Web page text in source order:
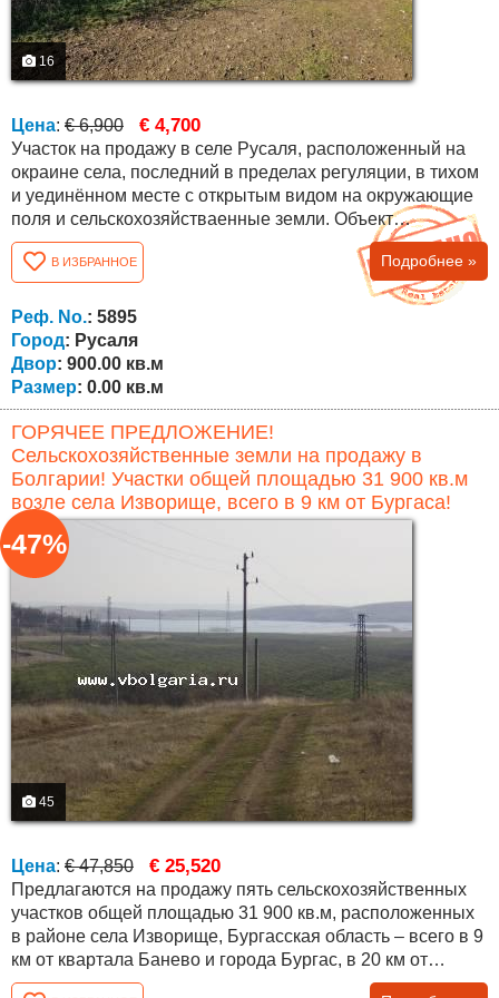
16
Цена: € 6,900 € 4,700
Участок на продажу в селе Русаля, расположенный на
окраине села, последний в пределах регуляции, в тихом
и уединённом месте с открытым видом на окружающие
поля и сельскохозяйстваенные земли. Объект
представляет собой урегулированный земельный
участок (УПИ) площадью 900 кв.м, подходящий для
строительства жилого дома, дачи или инвестиции в
недвижимость в Болгарии. Село Русаля находится
примерно в 20 км от города Велико Тырново...
В ИЗБРАННОЕ Подробнее »
Реф. No.: 5895
Город: Русаля
Двор: 900.00 кв.м
Размер: 0.00 кв.м
ГОРЯЧЕЕ ПРЕДЛОЖЕНИЕ!
Сельскохозяйственные земли на продажу в
Болгарии! Участки общей площадью 31 900 кв.м
возле села Изворище, всего в 9 км от Бургаса!
45
-47%
Цена: € 47,850 € 25,520
Предлагаются на продажу пять сельскохозяйственных
участков общей площадью 31 900 кв.м, расположенных
в районе села Изворище, Бургасская область – всего в 9
км от квартала Банево и города Бургас, в 20 км от
Ахелоя и моря, в 25 км от курорта Солнечный берег и в